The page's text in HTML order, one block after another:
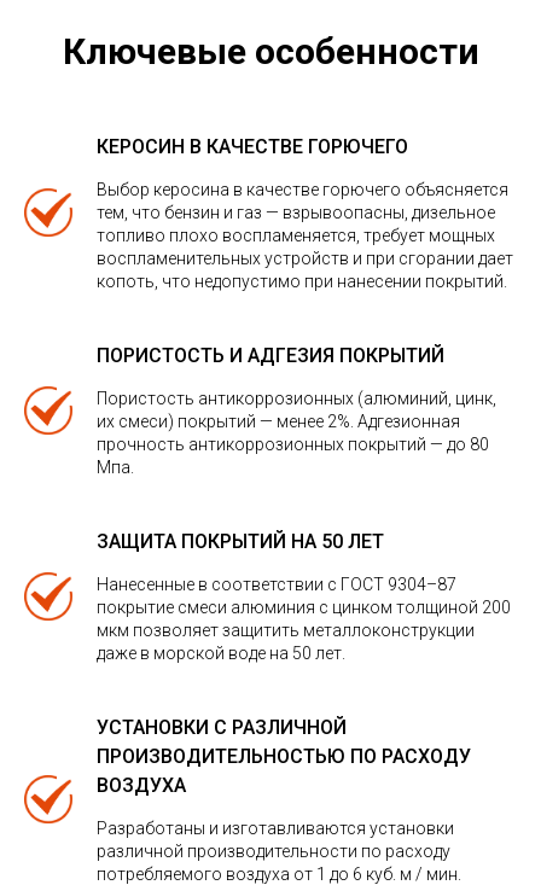
Ключевые особенности
КЕРОСИН В КАЧЕСТВЕ ГОРЮЧЕГО
Выбор керосина в качестве горючего объясняется
тем, что бензин и газ — взрывоопасны, дизельное
топливо плохо воспламеняется, требует мощных
воспламенительных устройств и при сгорании дает
копоть, что недопустимо при нанесении покрытий.
ПОРИСТОСТЬ И АДГЕЗИЯ ПОКРЫТИЙ
Пористость антикоррозионных (алюминий, цинк,
их смеси) покрытий — менее 2%. Адгезионная
прочность антикоррозионных покрытий — до 80
Мпа.
ЗАЩИТА ПОКРЫТИЙ НА 50 ЛЕТ
Нанесенные в соответствии с ГОСТ 9304–87
покрытие смеси алюминия с цинком толщиной 200
мкм позволяет защитить металлоконструкции
даже в морской воде на 50 лет.
УСТАНОВКИ С РАЗЛИЧНОЙ
ПРОИЗВОДИТЕЛЬНОСТЬЮ ПО РАСХОДУ
ВОЗДУХА
Разработаны и изготавливаются установки
различной производительности по расходу
потребляемого воздуха от 1 до 6 куб. м / мин.